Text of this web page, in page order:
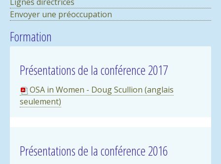
Envoyer une préoccupation
Formation
Présentations de la conférence 2017
OSA in Women - Doug Scullion (anglais
seulement)
Présentations de la conférence 2016